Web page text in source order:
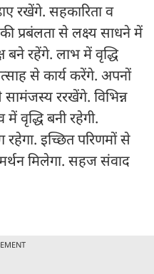
रखेंगे. सहकारिता व
प्रबंलता से लक्ष्य साधने में
रहेंगे. लाभ में वृद्धि
से कार्य करेंगे. अपनों
ररखेंगे. विभिन्न
में वृद्धि बनी रहेगी.
रहेगा. इच्छित परिणमों से
मिलेगा. सहज संवाद